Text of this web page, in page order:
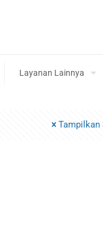
Layanan Lainnya
Tampilkan